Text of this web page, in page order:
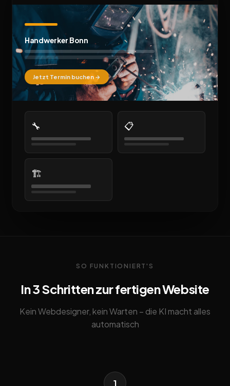
Handwerker Bonn
Jetzt Termin buchen →
🔧 📋
🏗️
SO FUNKTIONIERT'S
In 3 Schritten zur fertigen Website
Kein Webdesigner, kein Warten – die KI macht alles
automatisch
1